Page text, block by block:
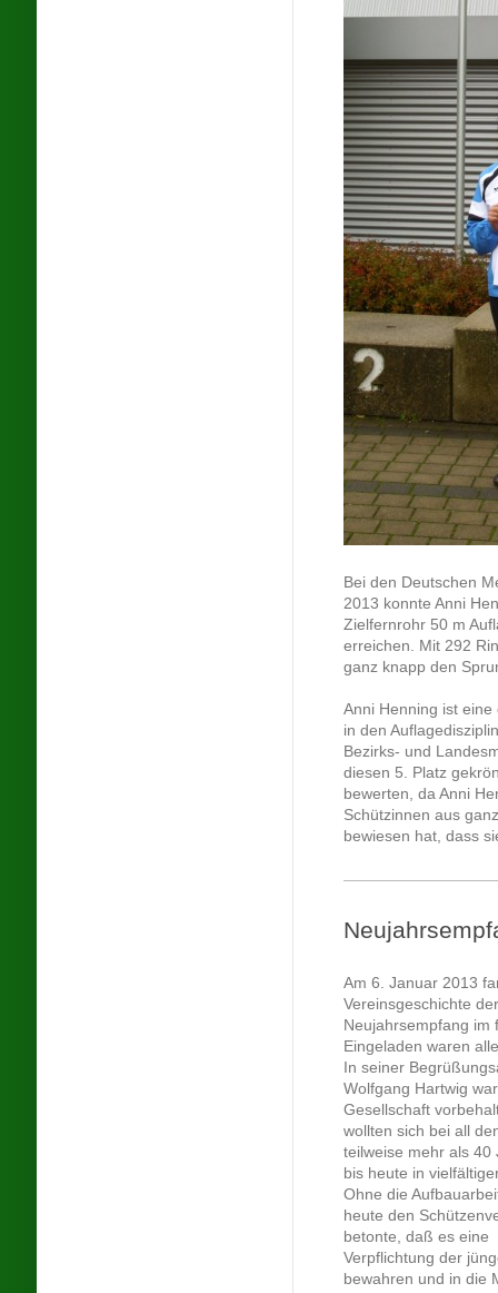
Bei den Deutschen
2013 konnte Anni
Zielfernrohr 50 m
erreichen. Mit 292
ganz knapp den
Anni Henning ist
in den
Bezirks- und
diesen 5. Platz
bewerten, da Anni
Schützinnen aus
bewiesen hat, dass
Am 6. Januar 2013
Vereinsgeschichte
Neujahrsempfang im
Eingeladen waren
In seiner
Wolfgang Hartwig
Gesellschaft
wollten sich bei all
teilweise mehr als
bis heute in
Ohne die
heute den
betonte, daß es eine
Verpflichtung der
bewahren und in die